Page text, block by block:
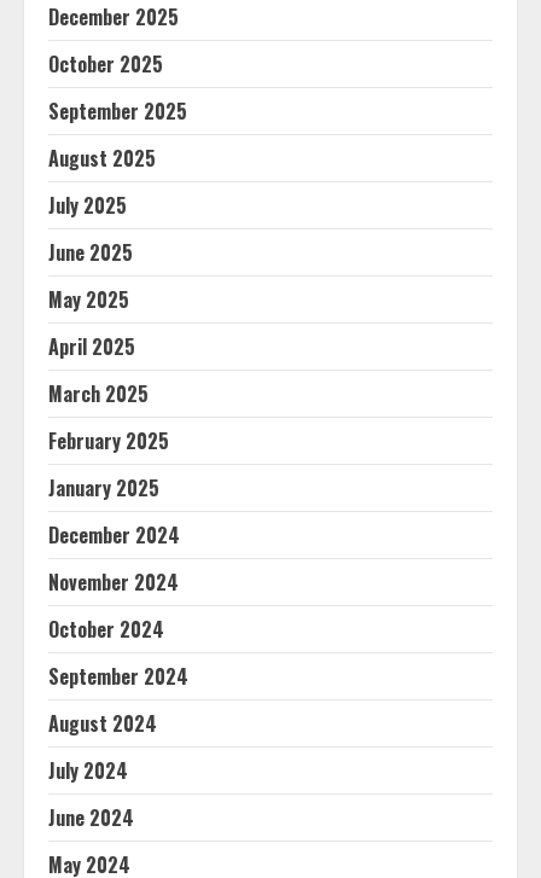
December 2025
October 2025
September 2025
August 2025
July 2025
June 2025
May 2025
April 2025
March 2025
February 2025
January 2025
December 2024
November 2024
October 2024
September 2024
August 2024
July 2024
June 2024
May 2024